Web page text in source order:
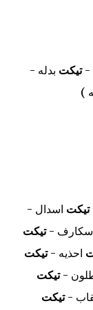
-تيكت بدله -
)
تيكت اسدال -
-تيكت
احذيه -تيكت
-تيكت
-تيكت